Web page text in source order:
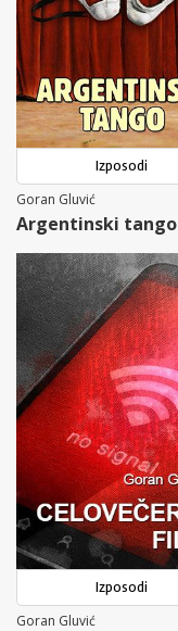
Izposodi
Goran Gluvić
Argentinski tango
Izposodi
Goran Gluvić